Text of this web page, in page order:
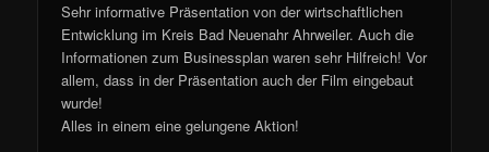
Sehr informative Präsentation von der wirtschaftlichen
Entwicklung im Kreis Bad Neuenahr Ahrweiler. Auch die
Informationen zum Businessplan waren sehr Hilfreich! Vor
allem, dass in der Präsentation auch der Film eingebaut
wurde!
Alles in einem eine gelungene Aktion!